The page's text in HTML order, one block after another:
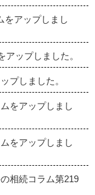
アップしまし
ップしました。
プしました。
をアップしまし
をアップしまし
相続コラム第219